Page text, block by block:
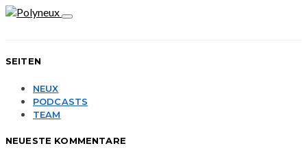
SEITEN
NEUX
PODCASTS
TEAM
NEUESTE KOMMENTARE